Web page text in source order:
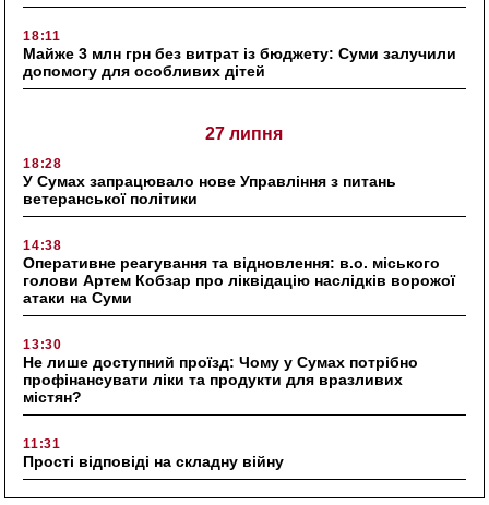
18:11
Майже 3 млн грн без витрат із бюджету: Суми залучили
допомогу для особливих дітей
27 липня
18:28
У Сумах запрацювало нове Управління з питань
ветеранської політики
14:38
Оперативне реагування та відновлення: в.о. міського
голови Артем Кобзар про ліквідацію наслідків ворожої
атаки на Суми
13:30
Не лише доступний проїзд: Чому у Сумах потрібно
профінансувати ліки та продукти для вразливих
містян?
11:31
Прості відповіді на складну війну